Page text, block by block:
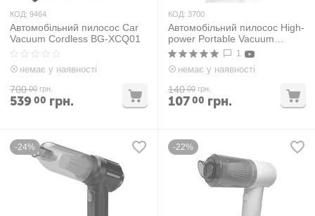
КОД: 9464
Автомобільний пилосос Car
Vacuum Cordless BG-XCQ01
немає у наявності
700 00 грн.
53900 грн.
КОД: 3700
Автомобільний пилосос High-
power Portable Vacuum
Cleaner
1
немає у наявності
140 00 грн.
10700 грн.
-24% -22%